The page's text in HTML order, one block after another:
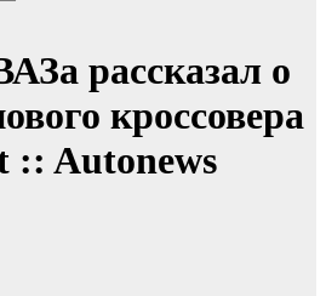
рассказал о
кроссовера
:: Autonews